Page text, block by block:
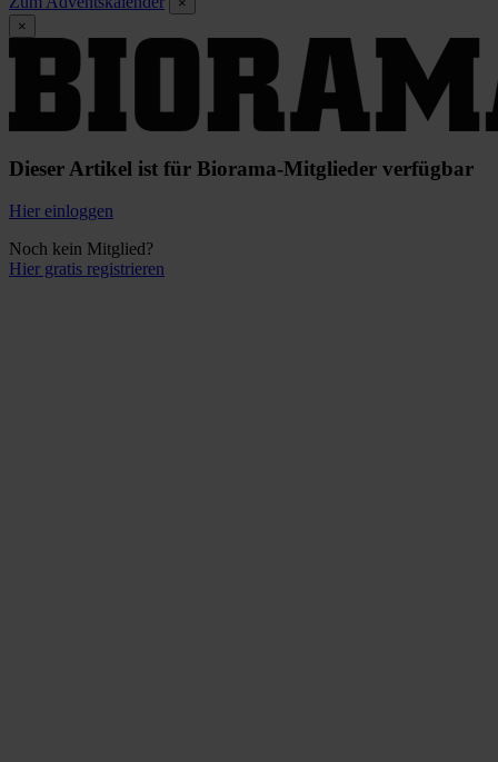
×
Dieser Artikel ist für Biorama-Mitglieder verfügbar
Hier einloggen
Noch kein Mitglied?
Hier gratis registrieren